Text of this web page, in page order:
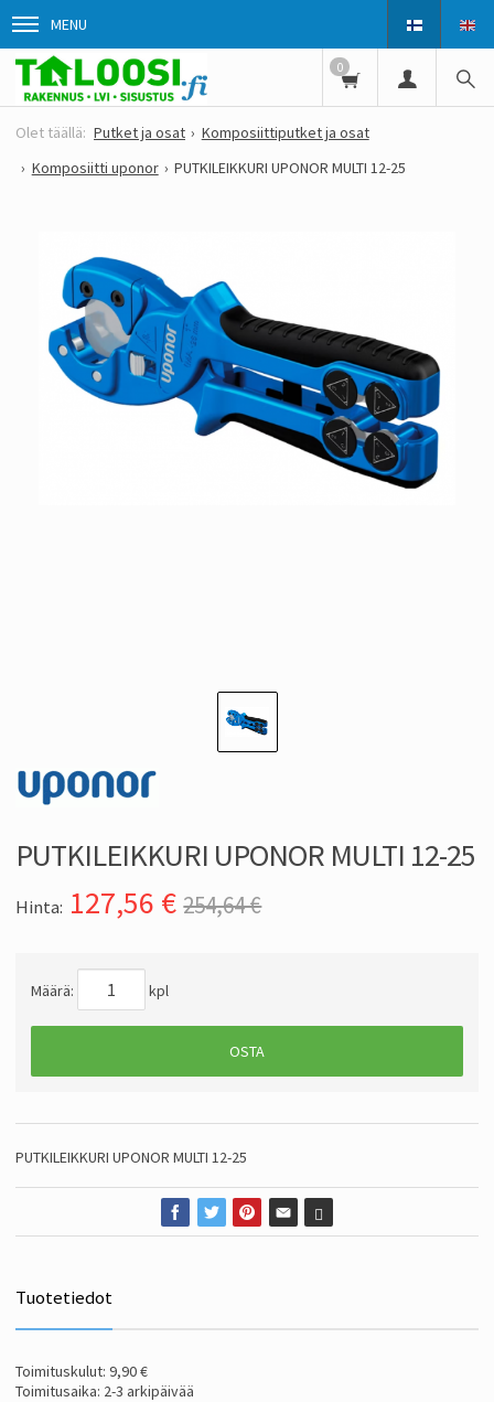
MENU
0
Putket ja osat
Komposiittiputket ja osat
Komposiitti uponor
PUTKILEIKKURI UPONOR MULTI 12-25
PUTKILEIKKURI UPONOR MULTI 12-25
Hinta: 127,56 € 254,64 €
Määrä: kpl
OSTA
PUTKILEIKKURI UPONOR MULTI 12-25
Tuotetiedot
Toimituskulut: 9,90 €
Toimitusaika: 2-3 arkipäivää